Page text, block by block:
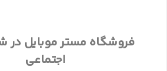
فروشگاه مستر موبایل در
اجتماعی